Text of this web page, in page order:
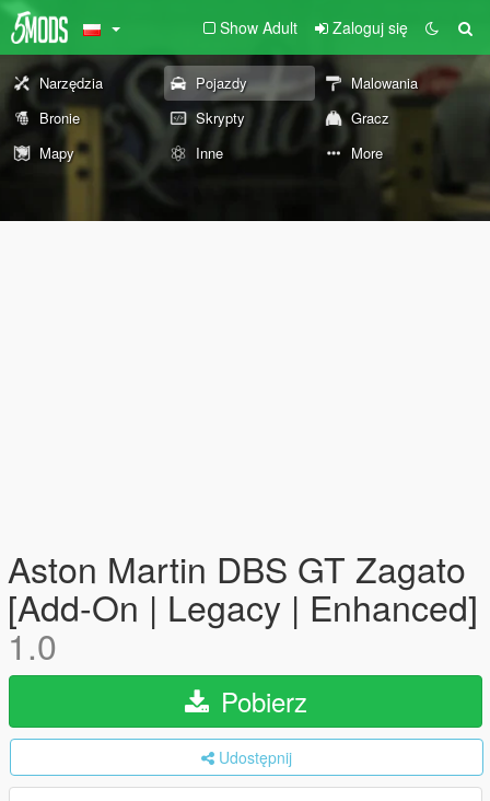
Show Adult Zaloguj się
Narzędzia Pojazdy
Malowania
Bronie
Skrypty
Gracz
Mapy
Inne More
Aston Martin DBS GT Zagato
[Add-On | Legacy | Enhanced]
1.0
Pobierz
Udostępnij